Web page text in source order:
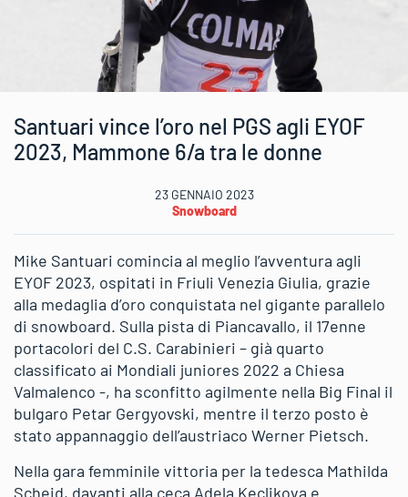
Santuari vince l’oro nel PGS agli EYOF
2023, Mammone 6/a tra le donne
23 GENNAIO 2023
Snowboard
Mike Santuari comincia al meglio l’avventura agli
EYOF 2023, ospitati in Friuli Venezia Giulia, grazie
alla medaglia d’oro conquistata nel gigante parallelo
di snowboard. Sulla pista di Piancavallo, il 17enne
portacolori del C.S. Carabinieri – già quarto
classificato ai Mondiali juniores 2022 a Chiesa
Valmalenco -, ha sconfitto agilmente nella Big Final il
bulgaro Petar Gergyovski, mentre il terzo posto è
stato appannaggio dell’austriaco Werner Pietsch.
Nella gara femminile vittoria per la tedesca Mathilda
Scheid, davanti alla ceca Adela Keclikova e